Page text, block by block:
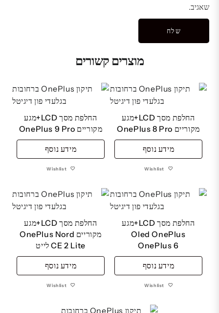
שאגיב.
מוצרים קשורים
החלפת מסך LCD+מגע
מקוריים OnePlus 8 Pro
מידע נוסף
Wishlist
החלפת מסך LCD+מגע
מקוריים OnePlus 9 Pro
מידע נוסף
Wishlist
החלפת מסך LCD+מגע
Oled OnePlus
OnePlus 6
מידע נוסף
Wishlist
החלפת מסך LCD+מגע
מקוריים OnePlus Nord
CE 2 Lite לייט
מידע נוסף
Wishlist